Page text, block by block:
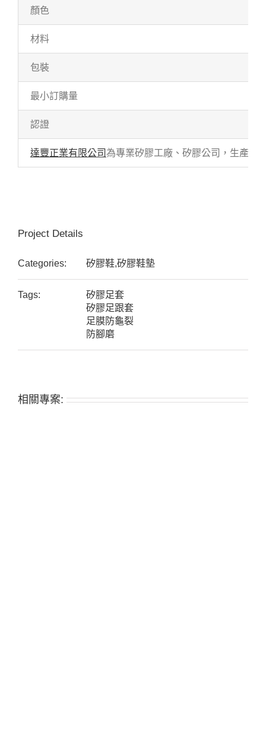
顏色
材料
包裝
最小訂購量
認證
達豐正業有限公司為專業矽膠工廠、矽膠公司，生產各
Project Details
Categories: 矽膠鞋,矽膠鞋墊
Tags:
矽膠足套
矽膠足跟套
足膜防龜裂
防腳磨
相關專案: